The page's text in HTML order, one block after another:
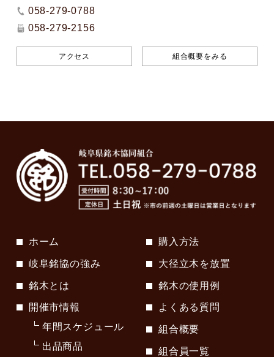
058-279-0788
058-279-2156
アクセス 組合概要をみる
ホーム
岐阜銘協の強み
銘木とは
開催市情報
年間スケジュール
出品商品
購入方法
大径立木を放置
銘木の使用例
よくある質問
組合概要
組合員一覧